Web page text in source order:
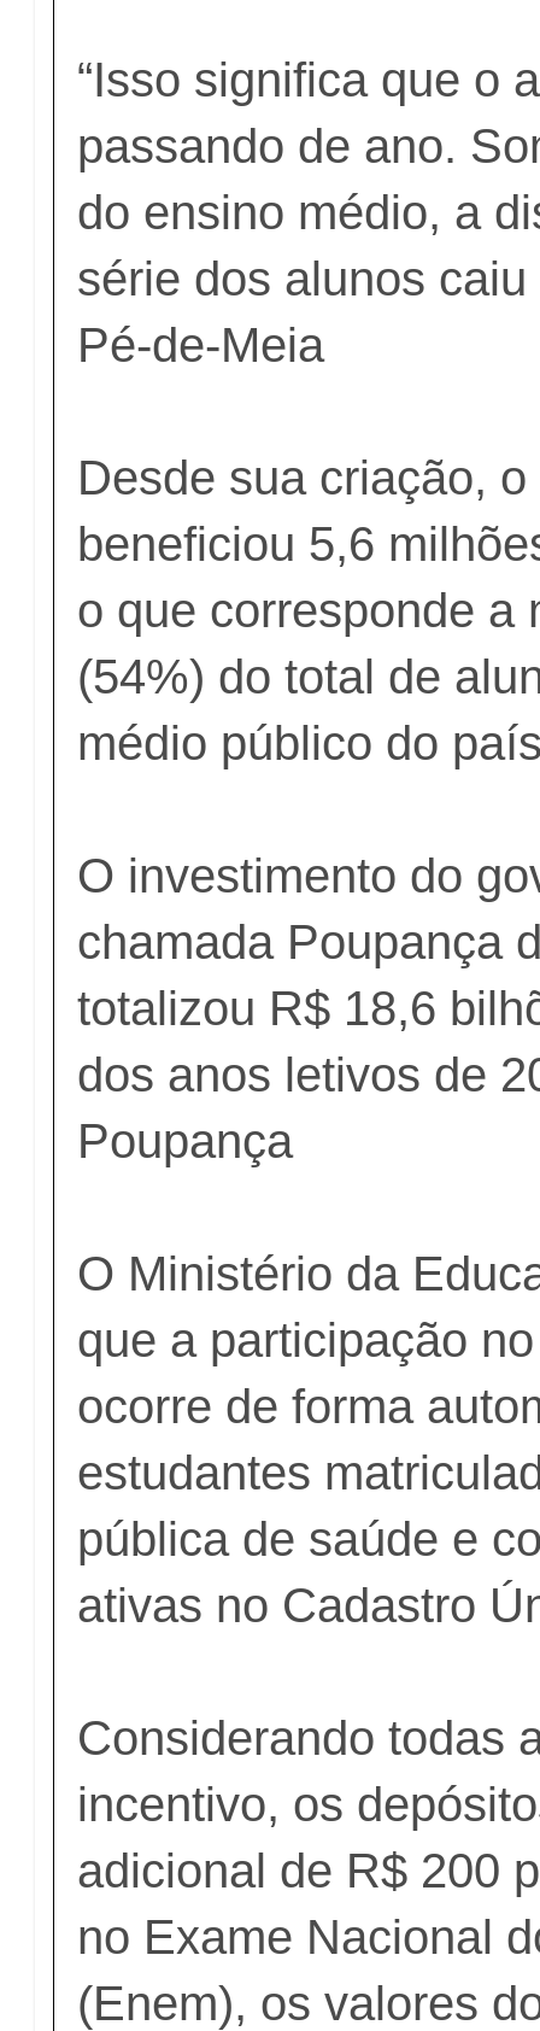
“Isso significa que o
passando de ano.
do ensino médio, a
série dos alunos caiu
Pé-de-Meia
Desde sua criação,
beneficiou 5,6
o que corresponde a
(54%) do total de
médio público do
O investimento do
chamada Poupança
totalizou R$ 18,6
dos anos letivos de
Poupança
O Ministério da
que a participação
ocorre de forma
estudantes
pública de saúde e
ativas no Cadastro
Considerando todas
incentivo, os
adicional de R$ 200
no Exame Nacional
(Enem), os valores